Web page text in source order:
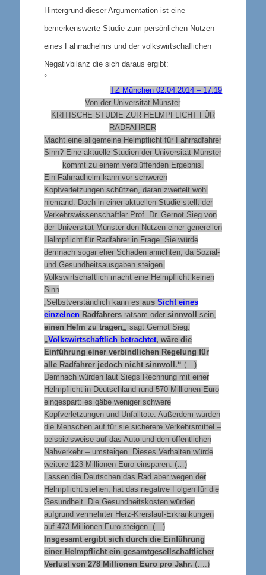
Hintergrund dieser Argumentation ist eine
bemerkenswerte Studie zum persönlichen Nutzen
eines Fahrradhelms und der volkswirtschaflichen
Negativbilanz die sich daraus ergibt:
°
TZ München 02.04.2014 – 17:19
Von der Universität Münster
KRITISCHE STUDIE ZUR HELMPFLICHT FÜR
RADFAHRER
Macht eine allgemeine Helmpflicht für Fahrradfahrer
Sinn? Eine aktuelle Studien der Universität Münster
kommt zu einem verblüffenden Ergebnis.
Ein Fahrradhelm kann vor schweren
Kopfverletzungen schützen, daran zweifelt wohl
niemand. Doch in einer aktuellen Studie stellt der
Verkehrswissenschaftler Prof. Dr. Gernot Sieg von
der Universität Münster den Nutzen einer generellen
Helmpflicht für Radfahrer in Frage. Sie würde
demnach sogar eher Schaden anrichten, da Sozial-
und Gesundheitsausgaben steigen.
Volkswirtschaftlich macht eine Helmpflicht keinen
Sinn
„Selbstverständlich kann es aus Sicht eines
einzelnenRadfahrersratsam oder sinnvoll sein,
einen Helm zu tragen „, sagt Gernot Sieg.
„Volkswirtschaftlich betrachtet, wäre die
Einführung einer verbindlichen Regelung für
alle Radfahrer jedoch nicht sinnvoll.“ (…)
Demnach würden laut Siegs Rechnung mit einer
Helmpflicht in Deutschland rund 570 Millionen Euro
eingespart: es gäbe weniger schwere
Kopfverletzungen und Unfalltote. Außerdem würden
die Menschen auf für sie sicherere Verkehrsmittel –
beispielsweise auf das Auto und den öffentlichen
Nahverkehr – umsteigen. Dieses Verhalten würde
weitere 123 Millionen Euro einsparen. (…)
Lassen die Deutschen das Rad aber wegen der
Helmpflicht stehen, hat das negative Folgen für die
Gesundheit. Die Gesundheitskosten würden
aufgrund vermehrter Herz-Kreislauf-Erkrankungen
auf 473 Millionen Euro steigen. (…)
Insgesamt ergibt sich durch die Einführung
einer Helmpflicht ein gesamtgesellschaftlicher
Verlust von 278 Millionen Euro pro Jahr. (….)